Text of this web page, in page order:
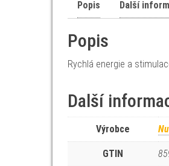
Popis Další
Popis
Rychlá energie a
Další
Výrobce
GTIN